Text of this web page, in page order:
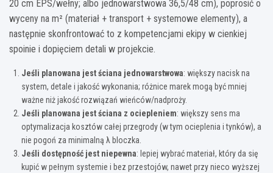
20 cm EPS/wełny; albo jednowarstwowa 36,5/48 cm), poprosić o
wyceny na m² (materiał + transport + systemowe elementy), a
następnie skonfrontować to z kompetencjami ekipy w cienkiej
spoinie i dopięciem detali w projekcie.
Jeśli planowana jest ściana jednowarstwowa: większy nacisk na
system, detale i jakość wykonania; różnice marek mogą być mniej
ważne niż jakość rozwiązań wieńców/nadproży.
Jeśli planowana jest ściana z ociepleniem: większy sens ma
optymalizacja kosztów całej przegrody (w tym ocieplenia i tynków), a
nie pogoń za minimalną λ bloczka.
Jeśli dostępność jest niepewna: lepiej wybrać materiał, który da się
kupić w pełnym systemie i bez przestojów, nawet przy nieco wyższej